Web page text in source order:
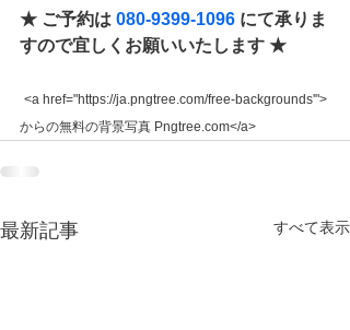
★ ご予約は 080-9399-1096 にて承りま
すので宜しくお願いいたします ★
<a href="https://ja.pngtree.com/free-backgrounds'">
からの無料の背景写真 Pngtree.com</a>
最新記事 すべて表示